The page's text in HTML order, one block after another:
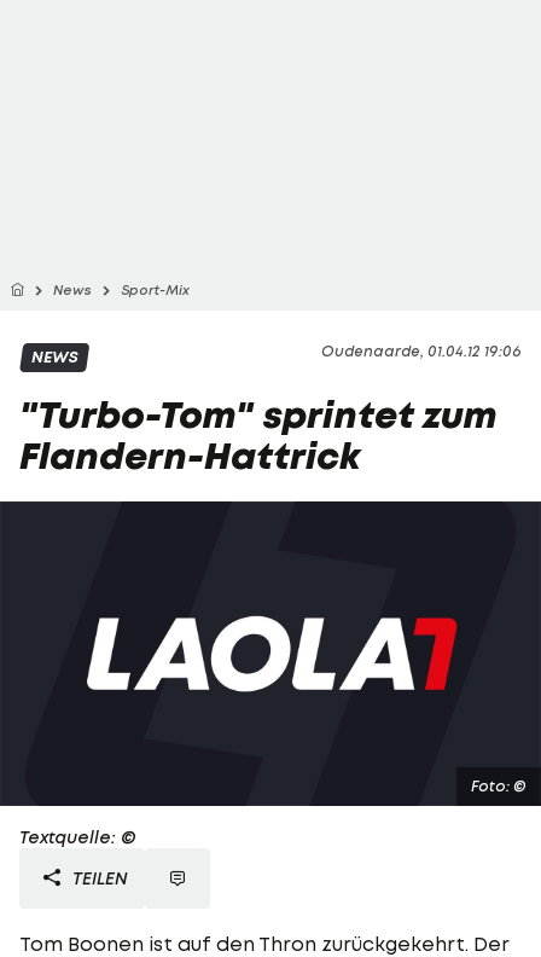
News Sport-Mix
Oudenaarde, 01.04.12 19:06
NEWS
"Turbo-Tom" sprintet zum
Flandern-Hattrick
Foto: ©
Textquelle: ©
TEILEN
Tom Boonen ist auf den Thron zurückgekehrt. Der